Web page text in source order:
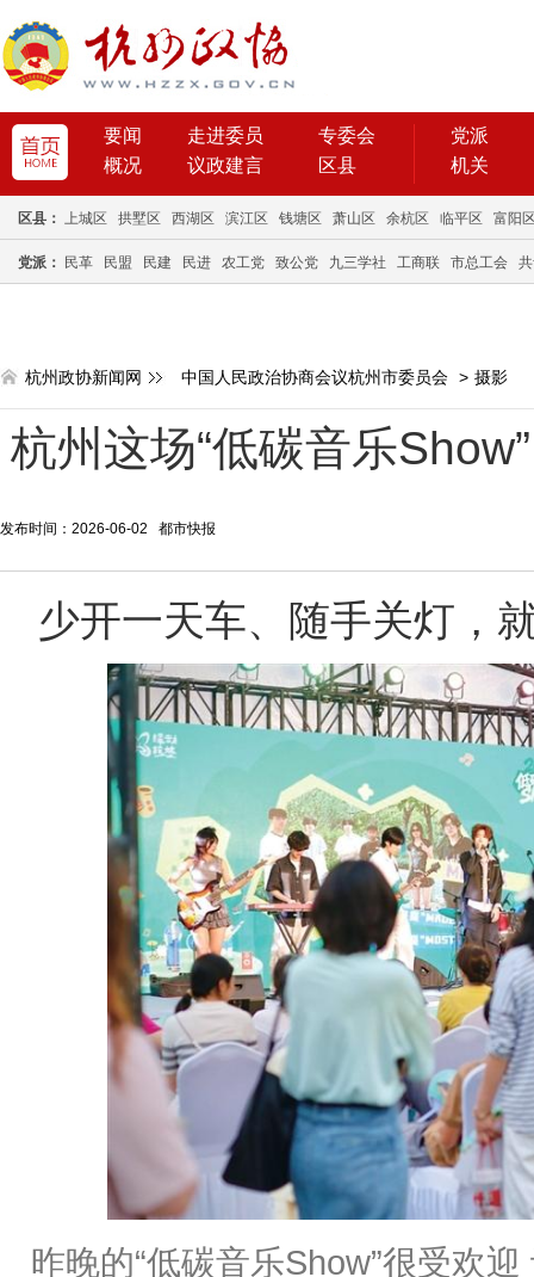
要闻 走进委员
专委会
概况
议政建言 区县
党派
机关
区县： 上城区 拱墅区 西湖区 滨江区 钱塘区 萧山区 余杭区 临平区 富阳
党派： 民革 民盟 民建 民进 农工党 致公党 九三学社 工商联 市总工会
杭州政协新闻网 中国人民政治协商会议杭州市委员会 > 摄影
杭州这场“低碳音乐
发布时间：2026-06-02 都市快报
少开一天车、随手关灯，
昨晚的“低碳音乐Show”很受欢